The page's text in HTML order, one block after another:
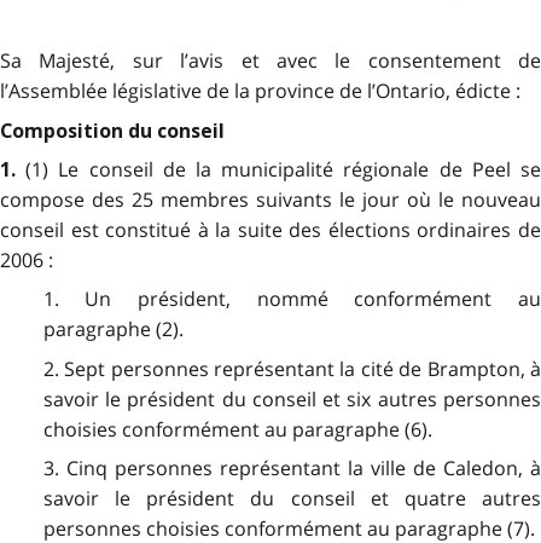
Sa Majesté, sur l’avis et avec le consentement de
l’Assemblée législative de la province de l’Ontario, édicte :
Composition du conseil
1.(1) Le conseil de la municipalité régionale de Peel se
compose des 25 membres suivants le jour où le nouveau
conseil est constitué à la suite des élections ordinaires de
2006 :
1. Un président, nommé conformément au
paragraphe (2).
2. Sept personnes représentant la cité de Brampton, à
savoir le président du conseil et six autres personnes
choisies conformément au paragraphe (6).
3. Cinq personnes représentant la ville de Caledon, à
savoir le président du conseil et quatre autres
personnes choisies conformément au paragraphe (7).